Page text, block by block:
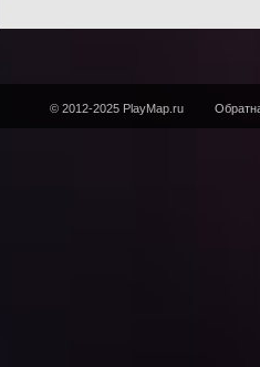
© 2012-2025 PlayMap.ru